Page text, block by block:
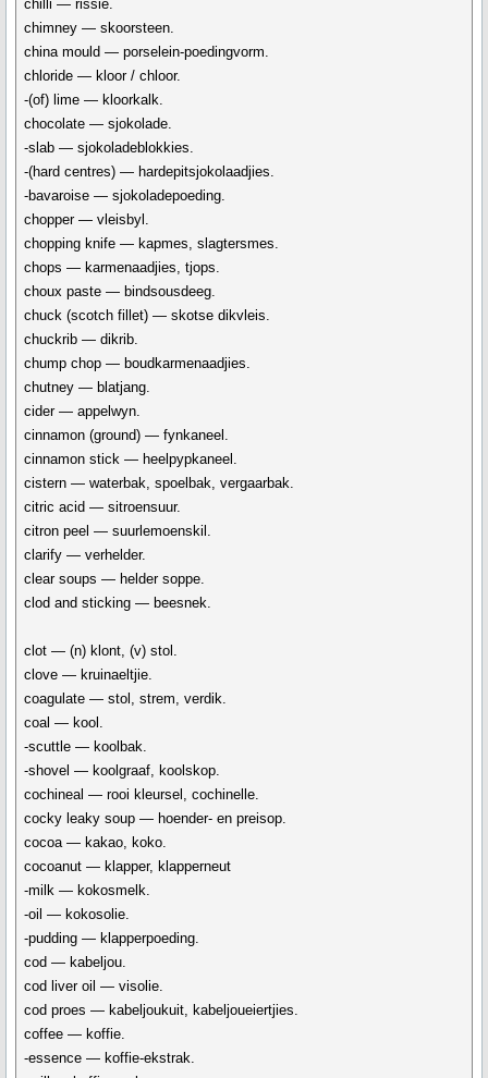
chilli — rissie.
chimney — skoorsteen.
china mould — porselein-poedingvorm.
chloride — kloor / chloor.
-(of) lime — kloorkalk.
chocolate — sjokolade.
-slab — sjokoladeblokkies.
-(hard centres) — hardepitsjokolaadjies.
-bavaroise — sjokoladepoeding.
chopper — vleisbyl.
chopping knife — kapmes, slagtersmes.
chops — karmenaadjies, tjops.
choux paste — bindsousdeeg.
chuck (scotch fillet) — skotse dikvleis.
chuckrib — dikrib.
chump chop — boudkarmenaadjies.
chutney — blatjang.
cider — appelwyn.
cinnamon (ground) — fynkaneel.
cinnamon stick — heelpypkaneel.
cistern — waterbak, spoelbak, vergaarbak.
citric acid — sitroensuur.
citron peel — suurlemoenskil.
clarify — verhelder.
clear soups — helder soppe.
clod and sticking — beesnek.
clot — (n) klont, (v) stol.
clove — kruinaeltjie.
coagulate — stol, strem, verdik.
coal — kool.
-scuttle — koolbak.
-shovel — koolgraaf, koolskop.
cochineal — rooi kleursel, cochinelle.
cocky leaky soup — hoender- en preisop.
cocoa — kakao, koko.
cocoanut — klapper, klapperneut
-milk — kokosmelk.
-oil — kokosolie.
-pudding — klapperpoeding.
cod — kabeljou.
cod liver oil — visolie.
cod proes — kabeljoukuit, kabeljoueiertjies.
coffee — koffie.
-essence — koffie-ekstrak.